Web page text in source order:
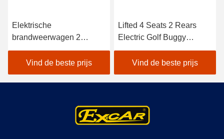
Elektrische
brandweerwagen 2
zitplaatsen CE
goedgekeurd met
Trojaanse batterij
Elektrische golfkarren
Vind de beste prijs
Lifted 4 Seats 2 Rears
Electric Golf Buggy
Lithium Battery
Accessories
Customizable
Vind de beste prijs